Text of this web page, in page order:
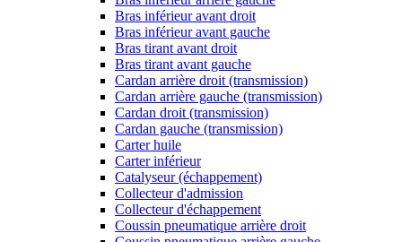
Bras inférieur avant droit
Bras inférieur avant gauche
Bras tirant avant droit
Bras tirant avant gauche
Cardan arrière droit (transmission)
Cardan arrière gauche (transmission)
Cardan droit (transmission)
Cardan gauche (transmission)
Carter huile
Carter inférieur
Catalyseur (échappement)
Collecteur d'admission
Collecteur d'échappement
Coussin pneumatique arrière droit